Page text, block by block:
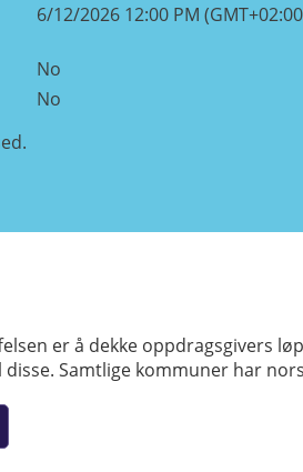
6/12/2026 12:00 PM
No
No
er å dekke oppdragsgivers
Samtlige kommuner har